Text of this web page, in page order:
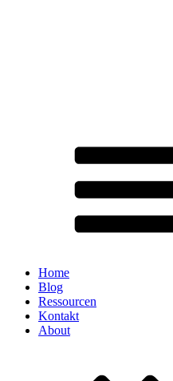
Home
Blog
Ressourcen
Kontakt
About